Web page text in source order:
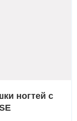
ногтей с